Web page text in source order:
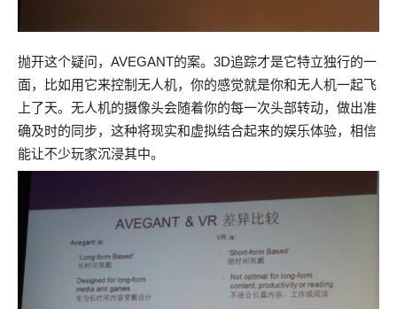
抛开这个疑问，AVEGANT的案。3D追踪才是它特立独行的一
面，比如用它来控制无人机，你的感觉就是你和无人机一起飞
上了天。无人机的摄像头会随着你的每一次头部转动，做出准
确及时的同步，这种将现实和虚拟结合起来的娱乐体验，相信
能让不少玩家沉浸其中。